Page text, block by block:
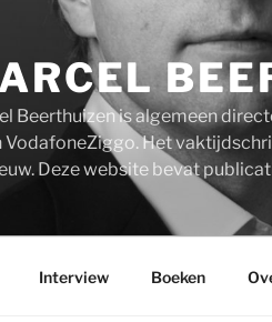
Beerthuizen is algemeen
VodafoneZiggo. Het
Deze website bevat
Interview Boeken